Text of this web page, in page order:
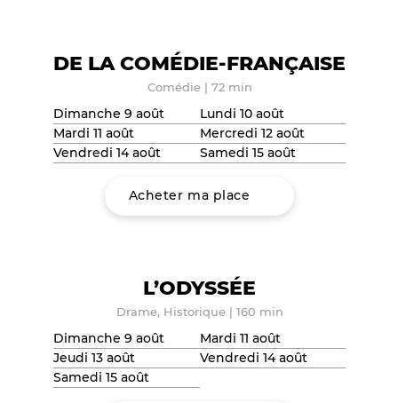
DE LA COMÉDIE-FRANÇAISE
Comédie| 72 min
Dimanche 9 août
Lundi 10 août
Mardi 11 août
Mercredi 12 août
Vendredi 14 août
Samedi 15 août
Acheter ma place
L’ODYSSÉE
Drame, Historique| 160 min
Dimanche 9 août
Mardi 11 août
Jeudi 13 août
Vendredi 14 août
Samedi 15 août